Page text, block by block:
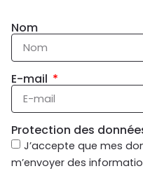
Nom
E-mail
Protection des
J’accepte que mes
m’envoyer des